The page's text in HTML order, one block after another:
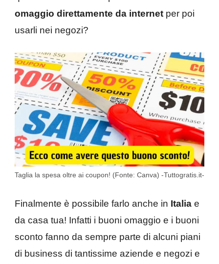
omaggio direttamente da internet per poi
usarli nei negozi?
Taglia la spesa oltre ai coupon! (Fonte: Canva) -Tuttogratis.it-
Finalmente è possibile farlo anche in Italia e
da casa tua! Infatti i buoni omaggio e i buoni
sconto fanno da sempre parte di alcuni piani
di business di tantissime aziende e negozi e